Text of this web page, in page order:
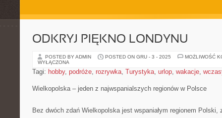
ODKRYJ PIĘKNO LONDYNU
POSTED BY ADMIN POSTED ON GRU - 3 - 2025
MOŻLIWOŚĆ
WYŁĄCZONA
Tagi: hobby, podróże, rozrywka, Turystyka, urlop, wakacje,
Wielkopolska – jeden z najwspanialszych regionów w Polsce
Bez dwóch zdań Wielkopolska jest wspaniałym regionem